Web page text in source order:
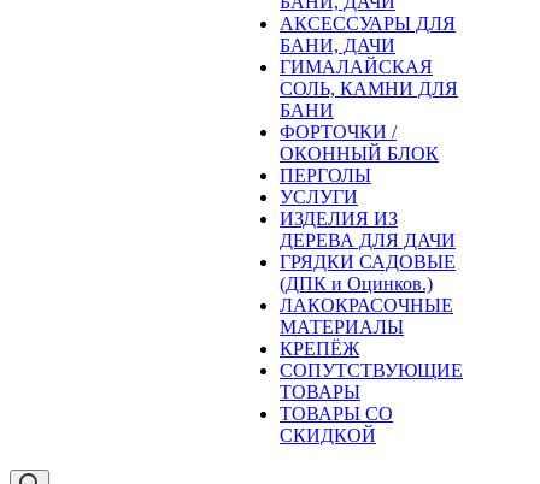
АКСЕССУАРЫ ДЛЯ
БАНИ, ДАЧИ
ГИМАЛАЙСКАЯ
СОЛЬ, КАМНИ ДЛЯ
БАНИ
ФОРТОЧКИ /
ОКОННЫЙ БЛОК
ПЕРГОЛЫ
УСЛУГИ
ИЗДЕЛИЯ ИЗ
ДЕРЕВА ДЛЯ ДАЧИ
ГРЯДКИ САДОВЫЕ
(ДПК и Оцинков.)
ЛАКОКРАСОЧНЫЕ
МАТЕРИАЛЫ
КРЕПЁЖ
СОПУТСТВУЮЩИЕ
ТОВАРЫ
ТОВАРЫ СО
СКИДКОЙ